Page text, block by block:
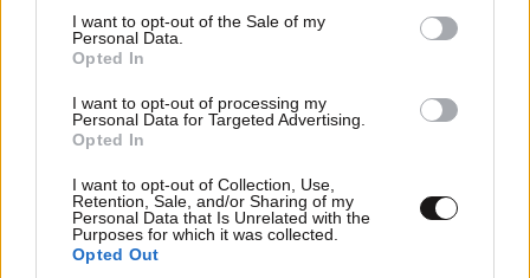
consent section.
I want to opt-out of the Sale of my
Personal Data.
Opted In
I want to opt-out of processing my
Personal Data for Targeted Advertising.
Opted In
I want to opt-out of Collection, Use,
Retention, Sale, and/or Sharing of my
Personal Data that Is Unrelated with the
Purposes for which it was collected.
Opted Out
Στα Χανιά ο Κυριάκος Μητσοτάκης – Βραδινή
έξοδος με τη σύζυγό του Μαρέβα
Ακολουθήστε το NEWSBEASTστο
Google News
και μάθετε πρώτοι όλες τις ειδήσεις